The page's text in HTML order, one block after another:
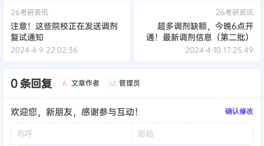
26考研资讯
注意！这些院校正在发送调剂
复试通知
2024-4-9 22:02:36
26考研资讯
超多调剂缺额，今晚6点开
通！最新调剂信息（第二批）
2024-4-10 17:25:49
0 条回复 A 文章作者 M 管理员
欢迎您，新朋友，感谢参与互动！ 确认修改